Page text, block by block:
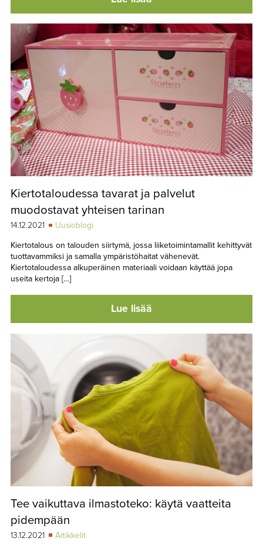
Kiertotaloudessa tavarat ja palvelut
muodostavat yhteisen tarinan
14.12.2021
Uusioblogi
Kiertotalous on talouden siirtymä, jossa liiketoimintamallit kehittyvät
tuottavammiksi ja samalla ympäristöhaitat vähenevät.
Kiertotaloudessa alkuperäinen materiaali voidaan käyttää jopa
useita kertoja […]
Lue lisää
Tee vaikuttava ilmastoteko: käytä vaatteita
pidempään
13.12.2021
Artikkelit